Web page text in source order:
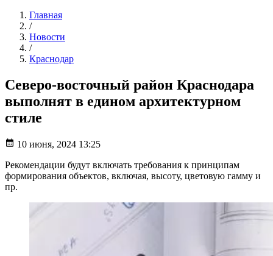
Главная
/
Новости
/
Краснодар
Северо-восточный район Краснодара
выполнят в едином архитектурном
стиле
10 июня, 2024 13:25
Рекомендации будут включать требования к принципам
формирования объектов, включая, высоту, цветовую гамму и
пр.